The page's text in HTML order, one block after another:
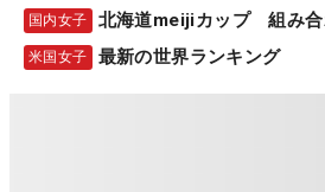
国内女子 北海道meijiカップ 組み合
米国女子 最新の世界ランキング